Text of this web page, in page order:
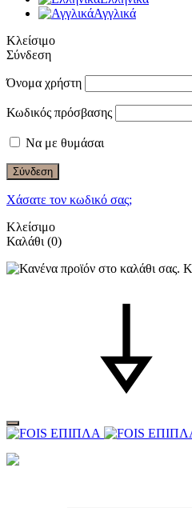
Αγγλικά
Κλείσιμο
Σύνδεση
Όνομα χρήστη
Κωδικός πρόσβασης
Να με θυμάσαι
Σύνδεση
Χάσατε τον κωδικό σας;
Κλείσιμο
Καλάθι (0)